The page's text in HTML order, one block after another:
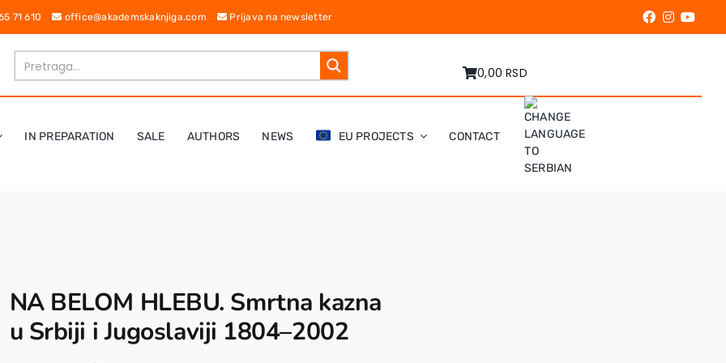
65 71 610 office@akademskaknjiga.com Prijava na newsletter
0,00 RSD
IN PREPARATION SALE AUTHORS NEWS EU PROJECTS CONTACT
NA BELOM HLEBU. Smrtna kazna
u Srbiji i Jugoslaviji 1804–2002